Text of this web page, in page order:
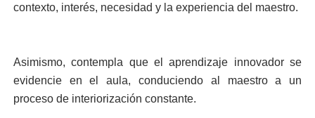
contexto, interés, necesidad y la experiencia del maestro.
Asimismo, contempla que el aprendizaje innovador se
evidencie en el aula, conduciendo al maestro a un
proceso de interiorización constante.